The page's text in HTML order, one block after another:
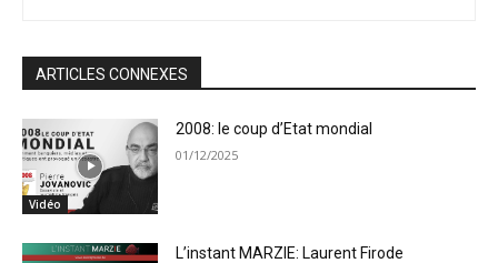
ARTICLES CONNEXES
Vidéo
2008: le coup d’Etat mondial
01/12/2025
L’instant MARZIE: Laurent Firode